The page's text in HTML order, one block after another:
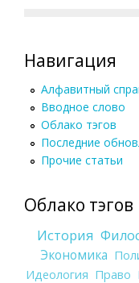
Навигация
Алфавитный
Вводное слово
Облако тэгов
Последние
Прочие статьи
Облако тэгов
История
Экономика
Идеология Право